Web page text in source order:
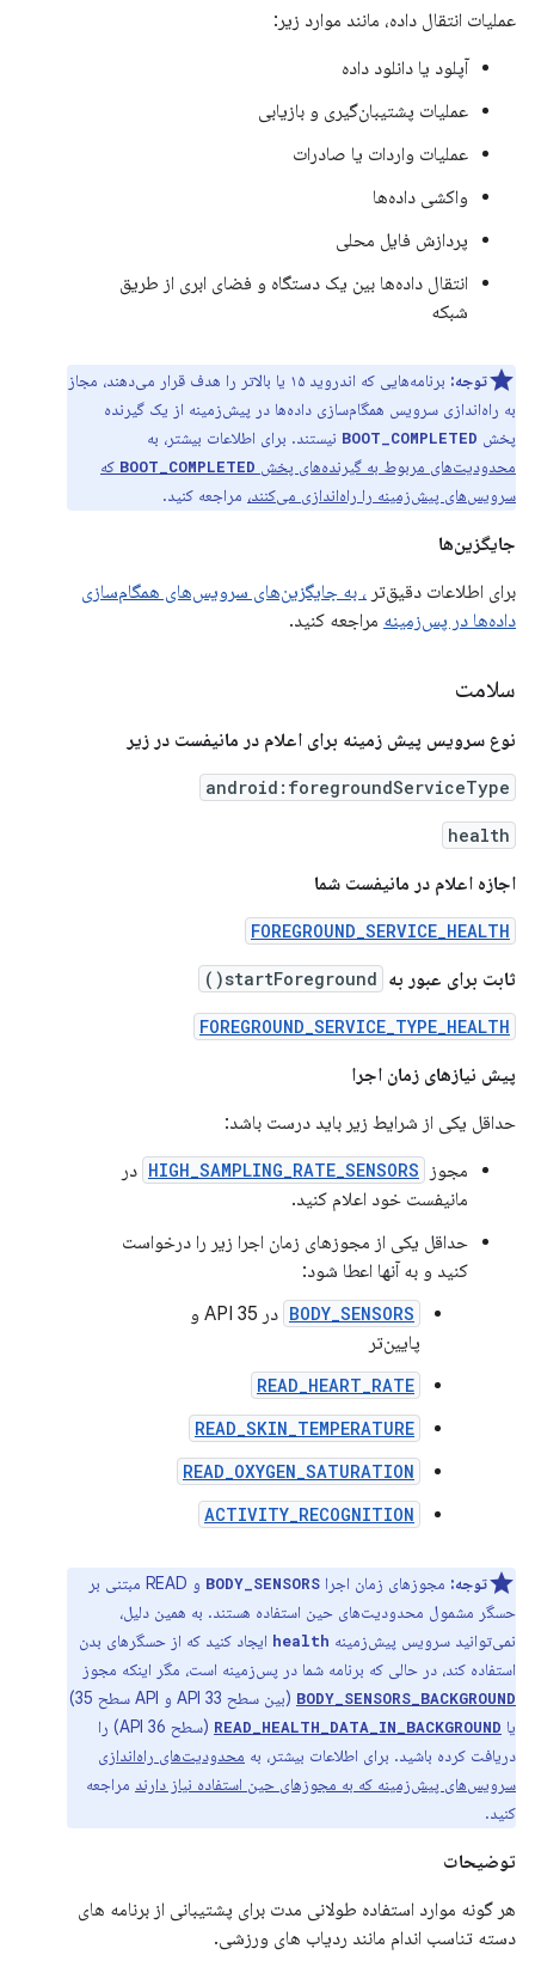
عملیات انتقال داده، مانند موارد زیر:
آپلود یا دانلود داده
عملیات پشتیبان‌گیری و بازیابی
عملیات واردات یا صادرات
واکشی داده‌ها
پردازش فایل محلی
انتقال داده‌ها بین یک دستگاه و فضای ابری از طریق
شبکه
توجه:
برنامه‌هایی که اندروید ۱۵ یا بالاتر را هدف قرار می‌دهند، مجاز
به راه‌اندازی سرویس همگام‌سازی داده‌ها در پیش‌زمینه از یک گیرنده
پخش BOOT_COMPLETED نیستند. برای اطلاعات بیشتر، به
محدودیت‌های مربوط به گیرنده‌های پخش BOOT_COMPLETED که
سرویس‌های پیش‌زمینه را راه‌اندازی می‌کنند، مراجعه کنید.
جایگزین‌ها
برای اطلاعات دقیق‌تر ، به جایگزین‌های سرویس‌های همگام‌سازی
داده‌ها در پس‌زمینه مراجعه کنید.
سلامت
نوع سرویس پیش زمینه برای اعلام در مانیفست در زیر
android:foregroundServiceType
health
اجازه اعلام در مانیفست شما
FOREGROUND_SERVICE_HEALTH
ثابت برای عبور به startForeground()
FOREGROUND_SERVICE_TYPE_HEALTH
پیش نیازهای زمان اجرا
حداقل یکی از شرایط زیر باید درست باشد:
مجوز
HIGH_SAMPLING_RATE_SENSORS در
مانیفست خود اعلام کنید.
حداقل یکی از مجوزهای زمان اجرا زیر را درخواست
کنید و به آنها اعطا شود:
BODY_SENSORS
در API 35 و
پایین‌تر
READ_HEART_RATE
READ_SKIN_TEMPERATURE
READ_OXYGEN_SATURATION
ACTIVITY_RECOGNITION
توجه: مجوزهای زمان اجرا BODY_SENSORS
و READ مبتنی بر
حسگر مشمول محدودیت‌های حین استفاده هستند. به همین دلیل،
نمی‌توانید سرویس پیش‌زمینه health ایجاد کنید که از حسگرهای بدن
استفاده کند، در حالی که برنامه شما در پس‌زمینه است، مگر اینکه مجوز
BODY_SENSORS_BACKGROUND
(بین سطح API 33 و API سطح 35)
یا READ_HEALTH_DATA_IN_BACKGROUND
(سطح API 36) را
دریافت کرده باشید. برای اطلاعات بیشتر، به محدودیت‌های راه‌اندازی
سرویس‌های پیش‌زمینه که به مجوزهای حین استفاده نیاز دارند مراجعه
کنید.
توضیحات
هر گونه موارد استفاده طولانی مدت برای پشتیبانی از برنامه های
دسته تناسب اندام مانند ردیاب های ورزشی.